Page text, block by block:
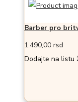
Barber pro
1.490,00 rsd
Dodajte na listu